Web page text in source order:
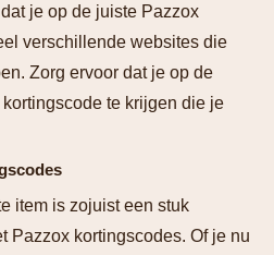
je op de juiste Pazzox
verschillende websites die
Zorg ervoor dat je op de
te krijgen die je
item is zojuist een stuk
Pazzox kortingscodes. Of je nu